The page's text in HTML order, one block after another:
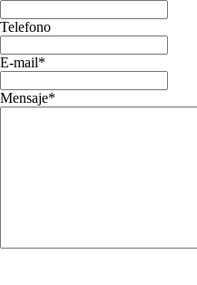
Telefono
E-mail*
Mensaje*